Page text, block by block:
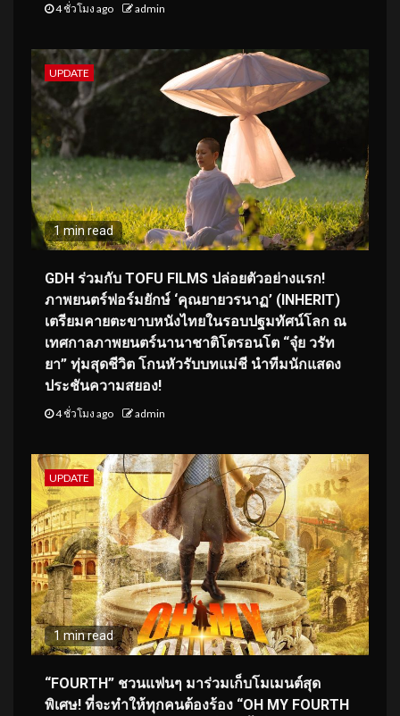
4 ชั่วโมง ago admin
UPDATE
1 min read
GDH ร่วมกับ TOFU FILMS ปล่อยตัวอย่างแรก!
ภาพยนตร์ฟอร์มยักษ์ ‘คุณยายวรนาฏ’ (INHERIT)
เตรียมคายตะขาบหนังไทยในรอบปฐมทัศน์โลก ณ
เทศกาลภาพยนตร์นานาชาติโตรอนโต “จุ๋ย วรัท
ยา” ทุ่มสุดชีวิต โกนหัวรับบทแม่ชี นำทีมนักแสดง
ประชันความสยอง!
4 ชั่วโมง ago admin
UPDATE
1 min read
“FOURTH” ชวนแฟนๆ มาร่วมเก็บโมเมนต์สุด
พิเศษ! ที่จะทำให้ทุกคนต้องร้อง “OH MY FOURTH